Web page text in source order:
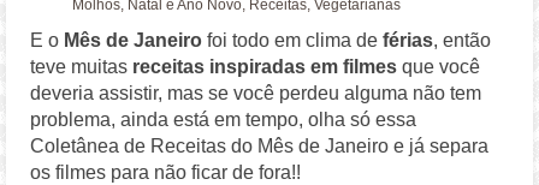
Molhos, Natal e Ano Novo, Receitas,Vegetarianas
E o Mês de Janeiro foi todo em clima de férias, então
teve muitas receitas inspiradas em filmes que você
deveria assistir, mas se você perdeu alguma não tem
problema, ainda está em tempo, olha só essa
Coletânea de Receitas do Mês de Janeiro e já separa
os filmes para não ficar de fora!!